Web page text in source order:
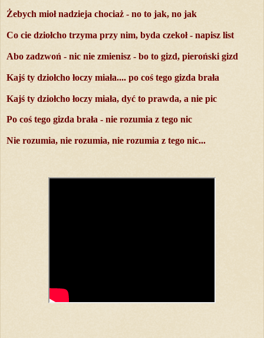
Żebych mioł nadzieja chociaż - no to jak, no jak
Co cie dziołcho trzyma przy nim, byda czekoł - napisz list
Abo zadzwoń - nic nie zmienisz - bo to gizd, pieroński gizd
Kajś ty dziołcho łoczy miała.... po coś tego gizda brała
Kajś ty dziołcho łoczy miała, dyć to prawda, a nie pic
Po coś tego gizda brała - nie rozumia z tego nic
Nie rozumia, nie rozumia, nie rozumia z tego nic...